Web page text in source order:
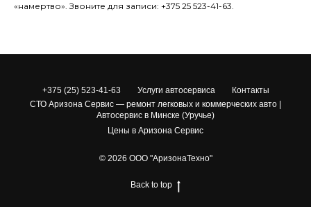
«намертво». Звоните для записи: +375 25 523-41-63.
+375 (25) 523-41-63 Услуги автосервиса
Контакты
СТО Аризона Сервис — ремонт легковых и коммерческих авто |
Автосервис в Минске (Уручье)
Цены в Аризона Сервис
© 2026 ООО "АризонаТехно"
Back to top